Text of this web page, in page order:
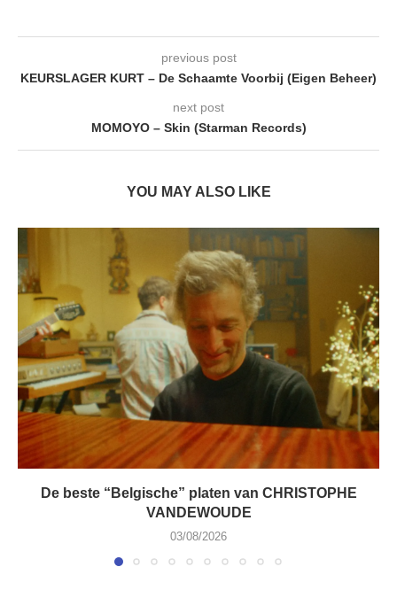
previous post
KEURSLAGER KURT – De Schaamte Voorbij (Eigen Beheer)
next post
MOMOYO – Skin (Starman Records)
YOU MAY ALSO LIKE
De beste “Belgische” platen van CHRISTOPHE
VANDEWOUDE
03/08/2026